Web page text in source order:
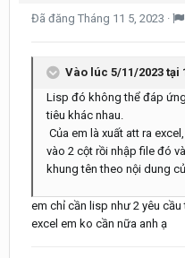
Đã đăng Tháng 11 5, 2023 ·
Vào lúc 5/11/2023 tại
Lisp đó không thể đáp
tiêu khác nhau.
Của em là xuất att ra
vào 2 cột rồi nhập file đó
khung tên theo nội dung
em chỉ cần lisp như 2 yêu
excel em ko cần nữa anh ạ